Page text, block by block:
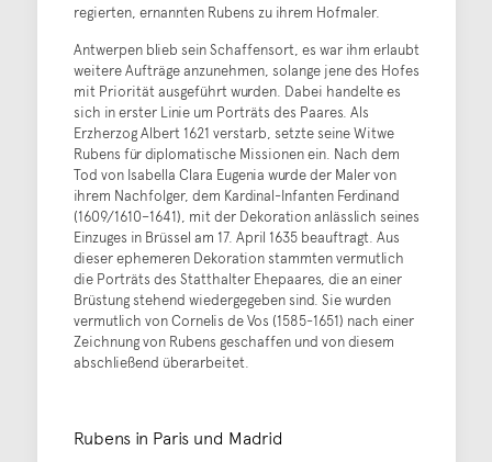
regierten, ernannten Rubens zu ihrem Hofmaler.
Antwerpen blieb sein Schaffensort, es war ihm erlaubt
weitere Aufträge anzunehmen, solange jene des Hofes
mit Priorität ausgeführt wurden. Dabei handelte es
sich in erster Linie um Porträts des Paares. Als
Erzherzog Albert 1621 verstarb, setzte seine Witwe
Rubens für diplomatische Missionen ein. Nach dem
Tod von Isabella Clara Eugenia wurde der Maler von
ihrem Nachfolger, dem Kardinal-Infanten Ferdinand
(1609/1610–1641), mit der Dekoration anlässlich seines
Einzuges in Brüssel am 17. April 1635 beauftragt. Aus
dieser ephemeren Dekoration stammten vermutlich
die Porträts des Statthalter Ehepaares, die an einer
Brüstung stehend wiedergegeben sind. Sie wurden
vermutlich von Cornelis de Vos (1585-1651) nach einer
Zeichnung von Rubens geschaffen und von diesem
abschließend überarbeitet.
Rubens in Paris und Madrid